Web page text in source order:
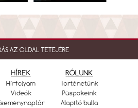
AZ OLDAL TETEJÉRE
HÍREK
Hírfolyam
Videók
RÓLUNK
Történetünk
Püspökeink
Alapító bulla